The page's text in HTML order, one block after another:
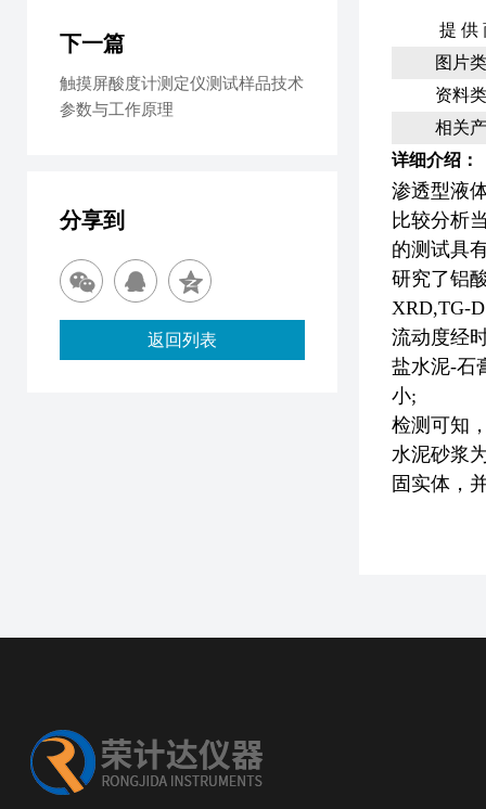
提 供
图片
资料
相关
详细介绍：
渗透型液
比较分析
的测试具
研究了铝
XRD,TG-
流动度经
盐水泥-石
小;
检测可知
水泥砂浆
固实体，
下一篇
触摸屏酸度计测定仪测试样品技术
参数与工作原理
分享到
返回列表